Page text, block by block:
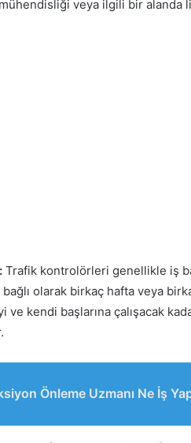
veya ilgili bir
Trafik kontrolörleri genellikle iş
olarak birkaç hafta veya
kendi başlarına çalışacak
Önleme Uzmanı Ne İş